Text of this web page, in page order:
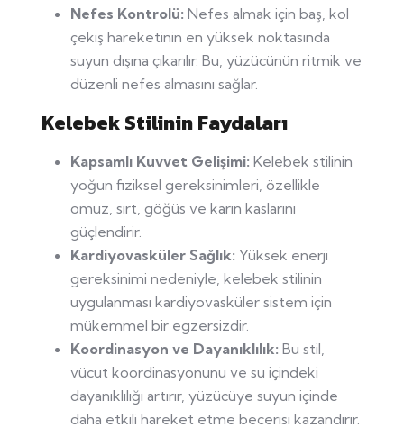
Nefes Kontrolü: Nefes almak için baş, kol
çekiş hareketinin en yüksek noktasında
suyun dışına çıkarılır. Bu, yüzücünün ritmik ve
düzenli nefes almasını sağlar.
Kelebek Stilinin Faydaları
Kapsamlı Kuvvet Gelişimi: Kelebek stilinin
yoğun fiziksel gereksinimleri, özellikle
omuz, sırt, göğüs ve karın kaslarını
güçlendirir.
Kardiyovasküler Sağlık: Yüksek enerji
gereksinimi nedeniyle, kelebek stilinin
uygulanması kardiyovasküler sistem için
mükemmel bir egzersizdir.
Koordinasyon ve Dayanıklılık: Bu stil,
vücut koordinasyonunu ve su içindeki
dayanıklılığı artırır, yüzücüye suyun içinde
daha etkili hareket etme becerisi kazandırır.